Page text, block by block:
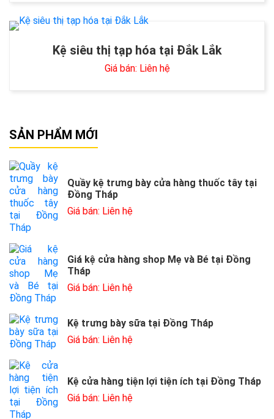
Kệ siêu thị tạp hóa tại Đắk Lắk
Giá bán: Liên hệ
SẢN PHẨM MỚI
Quầy kệ trưng bày cửa hàng thuốc tây tại
Đồng Tháp
Giá bán: Liên hệ
Giá kệ cửa hàng shop Mẹ và Bé tại Đồng
Tháp
Giá bán: Liên hệ
Kệ trưng bày sữa tại Đồng Tháp
Giá bán: Liên hệ
Kệ cửa hàng tiện lợi tiện ích tại Đồng Tháp
Giá bán: Liên hệ